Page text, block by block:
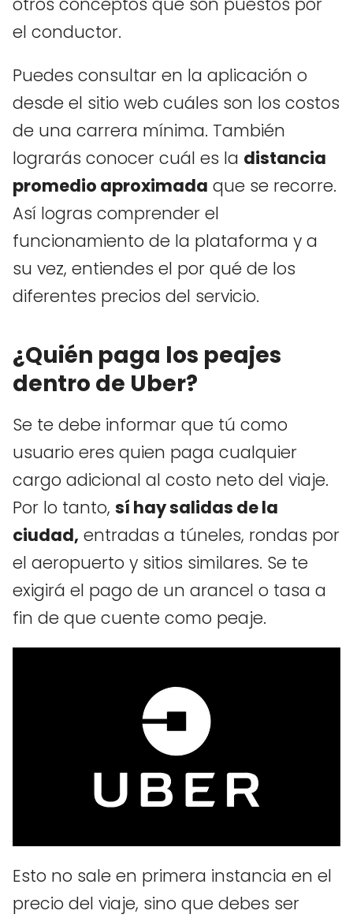
otros conceptos que son puestos por
el conductor.
Puedes consultar en la aplicación o
desde el sitio web cuáles son los costos
de una carrera mínima. También
lograrás conocer cuál es la distancia
promedio aproximada que se recorre.
Así logras comprender el
funcionamiento de la plataforma y a
su vez, entiendes el por qué de los
diferentes precios del servicio.
¿Quién paga los peajes
dentro de Uber?
Se te debe informar que tú como
usuario eres quien paga cualquier
cargo adicional al costo neto del viaje.
Por lo tanto, sí hay salidas de la
ciudad, entradas a túneles, rondas por
el aeropuerto y sitios similares. Se te
exigirá el pago de un arancel o tasa a
fin de que cuente como peaje.
Esto no sale en primera instancia en el
precio del viaje, sino que debes ser